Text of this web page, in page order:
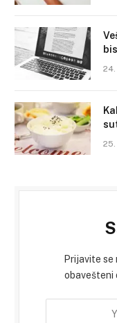
24.
25.
Prijavite se
obavešteni